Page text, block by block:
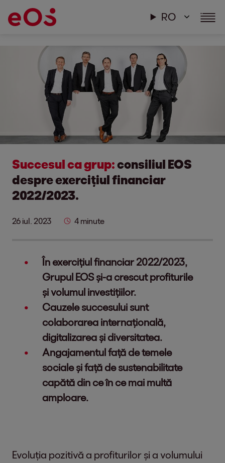
RO
Succesul ca grup:consiliul EOS
despre exercițiul financiar
2022/2023.
26 iul. 2023 4 minute
În exercițiul financiar 2022/2023,
Grupul EOS și-a crescut profiturile
și volumul investițiilor.
Cauzele succesului sunt
colaborarea internațională,
digitalizarea și diversitatea.
Angajamentul față de temele
sociale și față de sustenabilitate
capătă din ce în ce mai multă
amploare.
Evoluția pozitivă a profiturilor și a volumului